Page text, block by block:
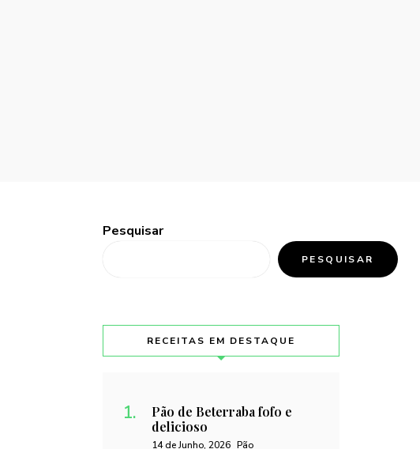
Pesquisar
PESQUISAR
RECEITAS EM DESTAQUE
Pão de Beterraba fofo e
delicioso
14 de Junho, 2026 Pão